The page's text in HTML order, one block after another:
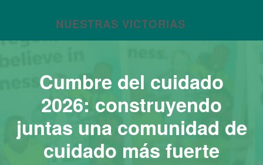
NUESTRAS VICTORIAS
Cumbre del cuidado
2026: construyendo
juntas una comunidad de
cuidado más fuerte